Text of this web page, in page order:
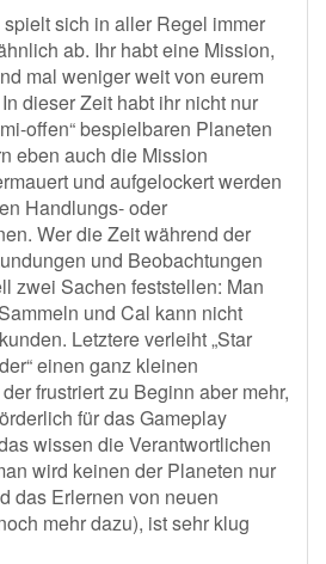
sich in aller Regel immer
ab. Ihr habt eine Mission,
mal weniger weit von eurem
dieser Zeit habt ihr nicht nur
offen“ bespielbaren Planeten
eben auch die Mission
und aufgelockert werden
Handlungs- oder
Wer die Zeit während der
und Beobachtungen
zwei Sachen feststellen: Man
und Cal kann nicht
Letztere verleiht „Star
einen ganz kleinen
frustriert zu Beginn aber mehr,
für das Gameplay
wissen die Verantwortlichen
wird keinen der Planeten nur
das Erlernen von neuen
mehr dazu), ist sehr klug